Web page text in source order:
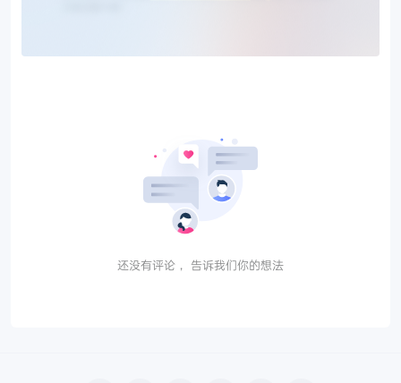
还没有评论， 告诉我们你的想法